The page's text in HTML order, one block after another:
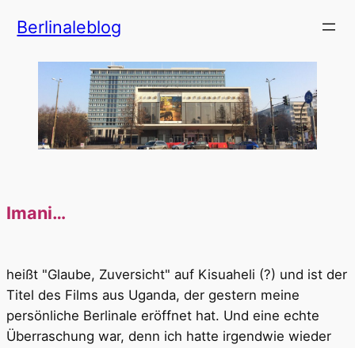
Inhalt
Berlinaleblog
Imani…
heißt "Glaube, Zuversicht" auf Kisuaheli (?) und ist der
Titel des Films aus Uganda, der gestern meine
persönliche Berlinale eröffnet hat. Und eine echte
Überraschung war, denn ich hatte irgendwie wieder